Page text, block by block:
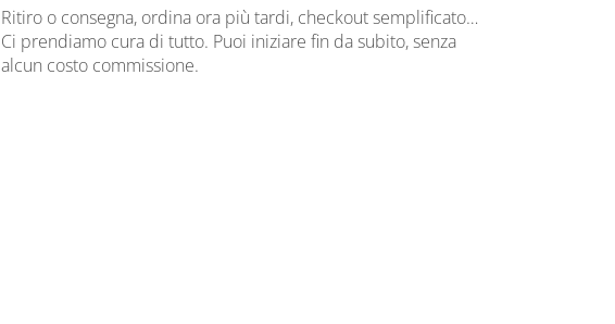
Ritiro o consegna, ordina ora più tardi, checkout semplificato…
Ci prendiamo cura di tutto. Puoi iniziare fin da subito, senza
alcun costo commissione.